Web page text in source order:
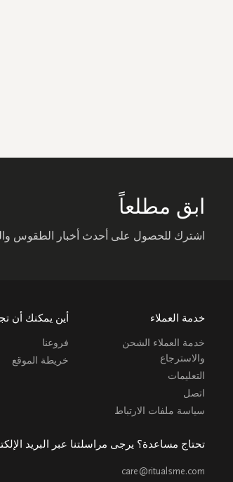
ابق مطلعاً
اشترك للحصول على أحدث أخبار الطقوس
خدمة العملاء
خدمة العملاء الشحن
والاسترجاع
التعليمات
اتصل
سياسة ملفات الارتباط
أين يمكنك أن
فروعنا
خريطة الموقع
تحتاج مساعدة؟ يرجى مراسلتنا عبر البريد
care@ritualsme.com